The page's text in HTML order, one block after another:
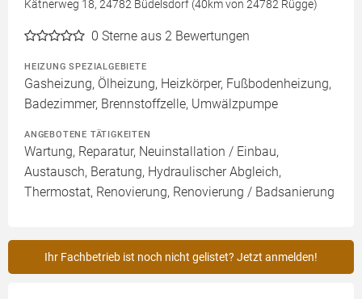
Kätnerweg 18, 24782 Büdelsdorf (40km von 24782 Rügge)
0 Sterne aus 2 Bewertungen
HEIZUNG SPEZIALGEBIETE
Gasheizung, Ölheizung, Heizkörper, Fußbodenheizung,
Badezimmer, Brennstoffzelle, Umwälzpumpe
ANGEBOTENE TÄTIGKEITEN
Wartung, Reparatur, Neuinstallation / Einbau,
Austausch, Beratung, Hydraulischer Abgleich,
Thermostat, Renovierung, Renovierung / Badsanierung
Ihr Fachbetrieb ist noch nicht gelistet? Jetzt anmelden!